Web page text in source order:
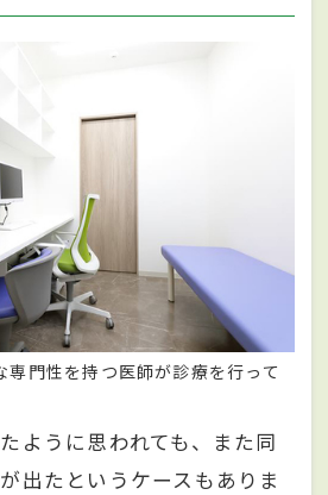
門性を持つ医師が診療を行って
ように思われても、また同
出たというケースもありま